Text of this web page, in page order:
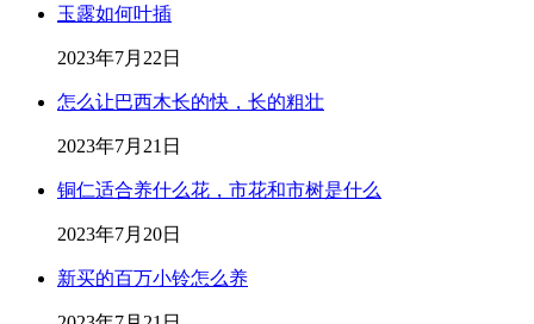
玉露如何叶插
2023年7月22日
怎么让巴西木长的快，长的粗壮
2023年7月21日
铜仁适合养什么花，市花和市树是什么
2023年7月20日
新买的百万小铃怎么养